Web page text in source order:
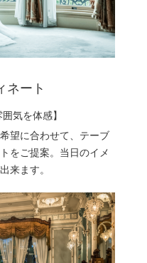
ネート
気を体感】
望に合わせて、テーブ
をご提案。当日のイメ
来ます。